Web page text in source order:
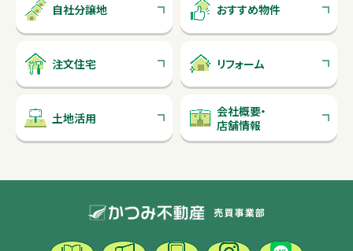
自社分譲地 おすすめ物件
注文住宅 リフォーム
土地活用 会社概要・
店舗情報